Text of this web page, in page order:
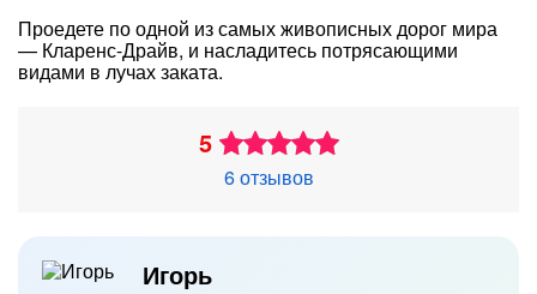
Проедете по одной из самых живописных дорог мира
— Кларенс-Драйв, и насладитесь потрясающими
видами в лучах заката.
5
6 отзывов
Игорь